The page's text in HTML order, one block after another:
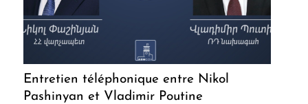
Entretien téléphonique entre Nikol
Pashinyan et Vladimir Poutine